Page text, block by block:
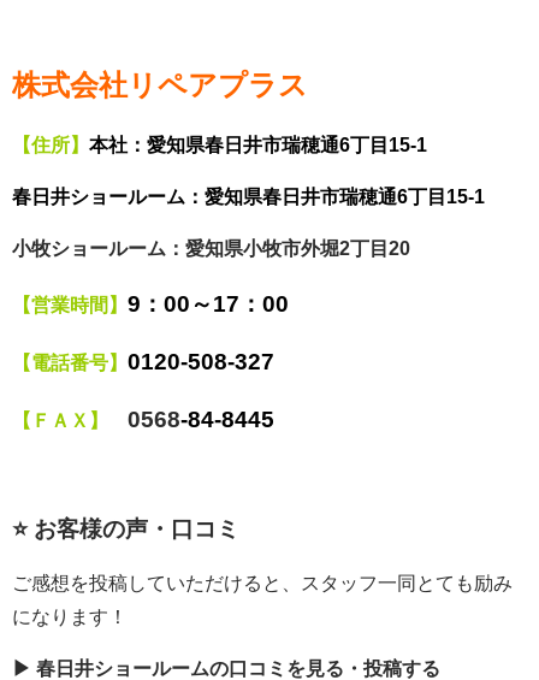
株式会社リペアプラス
【住所】 本社： 愛知県春日井市瑞穂通6丁目15-1
春日井ショールーム：愛知県春日井市瑞穂通6丁目15-1
小牧ショールーム：愛知県小牧市外堀2丁目20
【営業時間】 9 ：00～17：00
【電話番号】 0120‐508‐327
【ＦＡＸ】 0568‐84‐8445
⭐ お客様の声・口コミ
ご感想を投稿していただけると、スタッフ一同とても励み
になります！
▶ 春日井ショールームの口コミを見る・投稿する